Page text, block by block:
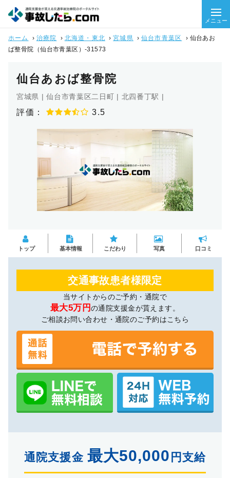
メニュー
ホーム › 治療院 › 北海道・東北 ›宮城県 ›仙台市青葉区 › 仙台あお
ば整骨院（仙台市青葉区）-31573
仙台あおば整骨院
宮城県 | 仙台市青葉区二日町 | 北四番丁駅 |
評価： 3.5
トップ 基本情報 こだわり 写真 口コミ
交通事故患者様限定
当サイトからのご予約・通院で
最大5万円の通院支援金が貰えます。
ご相談お問い合わせ・通院のご予約はこちら
通院支援金 最大50,000 円支給